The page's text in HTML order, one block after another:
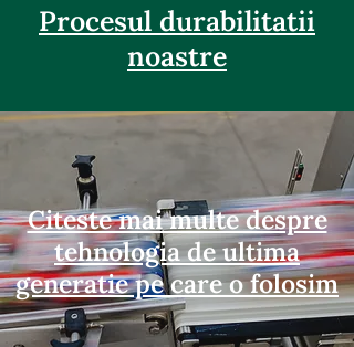
Procesul durabilitatii
noastre
Citeste mai multe despre
tehnologia de ultima
generatie pe care o folosim